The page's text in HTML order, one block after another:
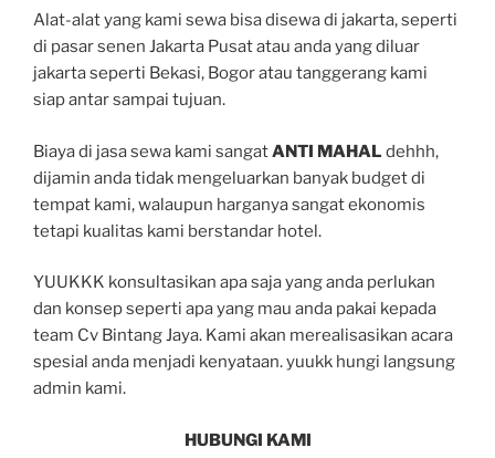
Alat-alat yang kami sewa bisa disewa di jakarta, seperti
di pasar senen Jakarta Pusat atau anda yang diluar
jakarta seperti Bekasi, Bogor atau tanggerang kami
siap antar sampai tujuan.
Biaya di jasa sewa kami sangatANTI MAHAL dehhh,
dijamin anda tidak mengeluarkan banyak budget di
tempat kami, walaupun harganya sangat ekonomis
tetapi kualitas kami berstandar hotel.
YUUKKK konsultasikan apa saja yang anda perlukan
dan konsep seperti apa yang mau anda pakai kepada
team Cv Bintang Jaya. Kami akan merealisasikan acara
spesial anda menjadi kenyataan. yuukk hungi langsung
admin kami.
HUBUNGI KAMI